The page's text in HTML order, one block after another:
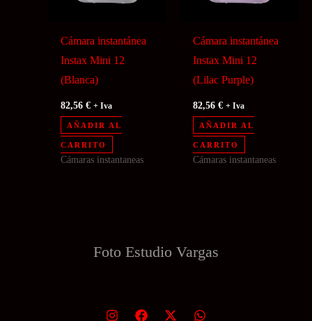
Cámara instantánea
Instax Mini 12
(Blanca)
82,56€ + Iva
AÑADIR AL
CARRITO
Cámaras instantaneas
Cámara instantánea
Instax Mini 12
(Lilac Purple)
82,56€ + Iva
AÑADIR AL
CARRITO
Cámaras instantaneas
Foto Estudio Vargas